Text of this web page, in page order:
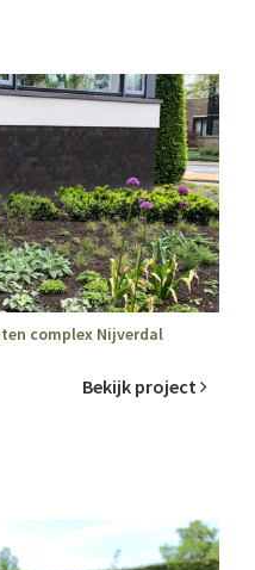
complex Nijverdal
Bekijk project